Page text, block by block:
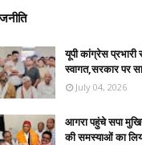
यूपी कांग्रेस
स्वागत,सरकार पर
July 04, 2026
आगरा पहुंचे सपा
की समस्याओं का